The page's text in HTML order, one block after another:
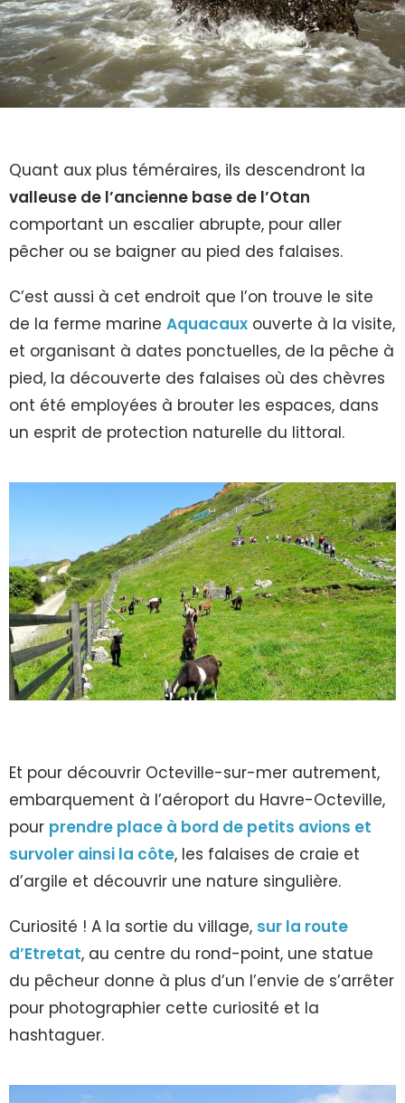
Quant aux plus téméraires, ils descendront la
valleuse de l’ancienne base de l’Otan
comportant un escalier abrupte, pour aller
pêcher ou se baigner au pied des falaises.
C’est aussi à cet endroit que l’on trouve le site
de la ferme marine Aquacaux ouverte à la visite,
et organisant à dates ponctuelles, de la pêche à
pied, la découverte des falaises où des chèvres
ont été employées à brouter les espaces, dans
un esprit de protection naturelle du littoral.
Et pour découvrir Octeville-sur-mer autrement,
embarquement à l’aéroport du Havre-Octeville,
pour prendre place à bord de petits avions et
survoler ainsi la côte, les falaises de craie et
d’argile et découvrir une nature singulière.
Curiosité ! A la sortie du village, sur la route
d’Etretat, au centre du rond-point, une statue
du pêcheur donne à plus d’un l’envie de s’arrêter
pour photographier cette curiosité et la
hashtaguer.